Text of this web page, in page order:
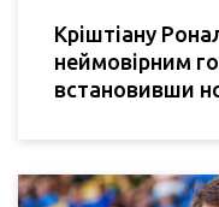
Кріштіану
неймовірним
встановивши